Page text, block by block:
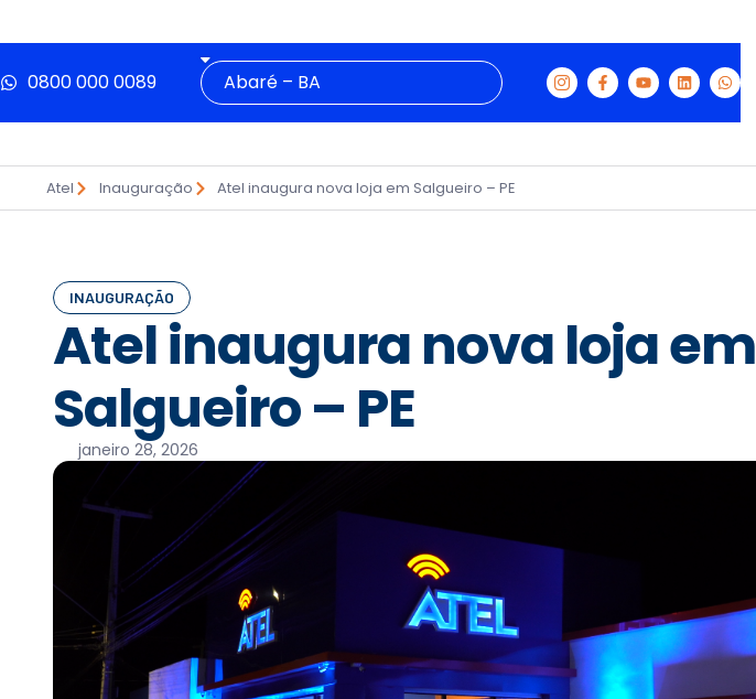
0800 000 0089
Atel Inauguração Atel inaugura nova loja em Salgueiro – PE
INAUGURAÇÃO
Atel inaugura nova loja em
Salgueiro – PE
janeiro 28, 2026